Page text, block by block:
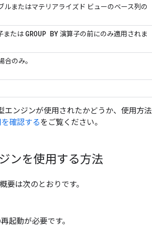
またはマテリアライズド ビューのベース列の
または GROUP BY 演算子の前にのみ適用されま
のみ。
エンジンが使用されたかどうか、使用方法
確認するをご覧ください。
ンを使用する方法
要は次のとおりです。
起動が必要です。